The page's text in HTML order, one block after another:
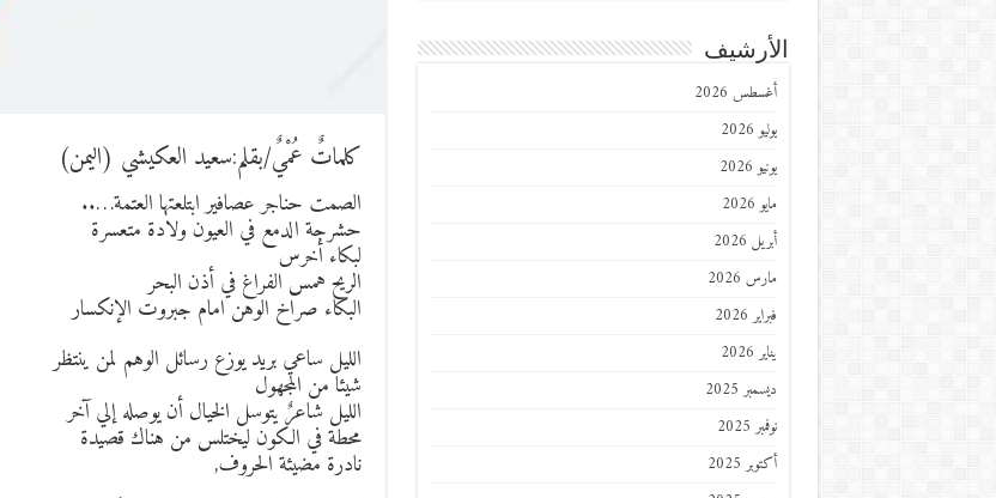
كلماتٌ عُمْيٌ/بقلم:سعيد العكيشي (اليمن)
الصمت حناجر عصافير ابتلعتها العتمة…..
حشرجة الدمع في العيون ولادة متعسرة
لبكاء أخرس
الريح همس الفراغ في أذن البحر
البكاء صراخ الوهن امام جبروت الإنكسار
الليل ساعي بريد يوزع رسائل الوهم لمن ينتظر
شيئا من المجهول
الليل شاعرٌ يتوسل الخيال أن يوصله إلي آخر
محطة في الكون ليختلس من هناك قصيدة
نادرة مضيئة الحروف,
الأرشيف
أغسطس 2026
يوليو 2026
يونيو 2026
مايو 2026
أبريل 2026
مارس 2026
فبراير 2026
يناير 2026
ديسمبر 2025
نوفمبر 2025
أكتوبر 2025